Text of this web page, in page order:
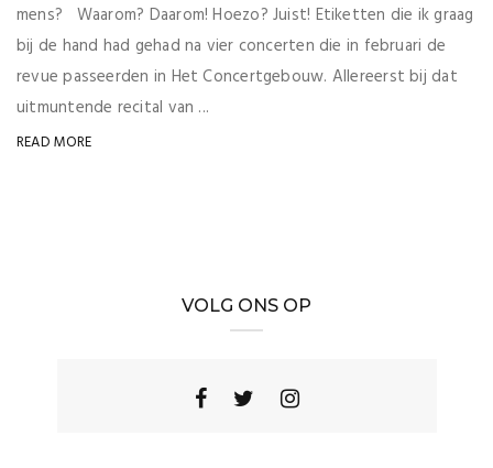
mens? Waarom? Daarom! Hoezo? Juist! Etiketten die ik graag
bij de hand had gehad na vier concerten die in februari de
revue passeerden in Het Concertgebouw. Allereerst bij dat
uitmuntende recital van ...
READ MORE
VOLG ONS OP